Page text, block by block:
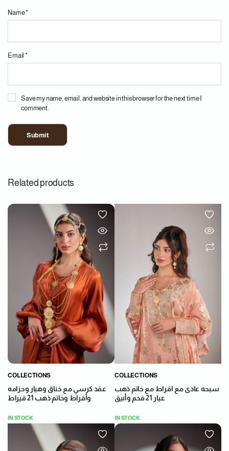
Name*
Email*
Save my name, email, and website in this browser for the next time I
comment.
Related products
COLLECTIONS
عقد كرسي مع خناق وهيار وحزامه
وأقراط وخاتم ذهب 21 قيراط
IN STOCK
COLLECTIONS
سبحه عادى مع اقراط مع خاتم ذهب
عيار 21 فخم وأنيق
IN STOCK